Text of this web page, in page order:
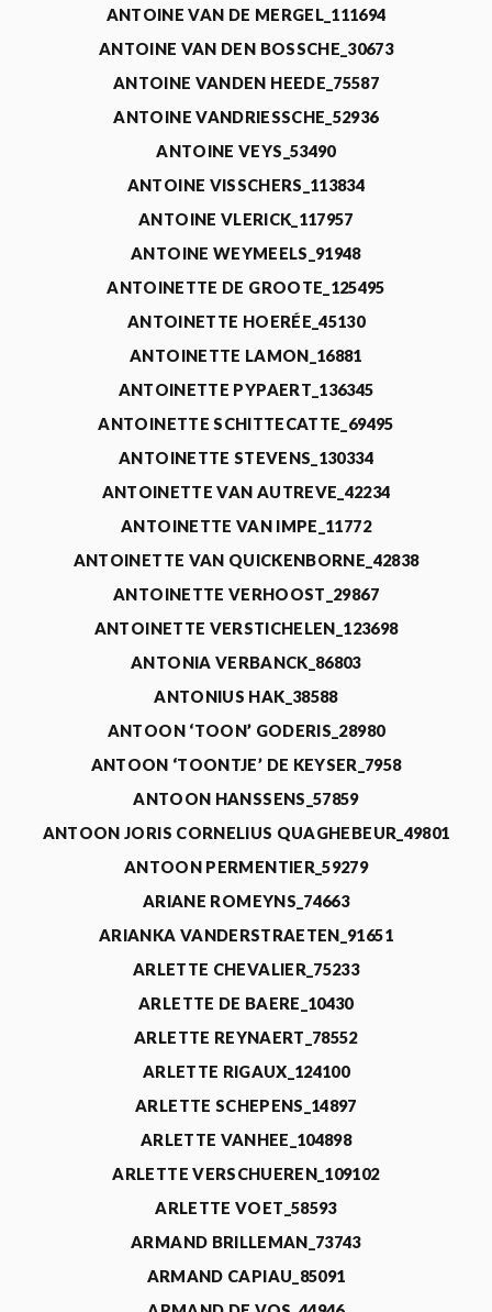
ANTOINE VAN DE MERGEL_111694
ANTOINE VAN DEN BOSSCHE_30673
ANTOINE VANDEN HEEDE_75587
ANTOINE VANDRIESSCHE_52936
ANTOINE VEYS_53490
ANTOINE VISSCHERS_113834
ANTOINE VLERICK_117957
ANTOINE WEYMEELS_91948
ANTOINETTE DE GROOTE_125495
ANTOINETTE HOERÉE_45130
ANTOINETTE LAMON_16881
ANTOINETTE PYPAERT_136345
ANTOINETTE SCHITTECATTE_69495
ANTOINETTE STEVENS_130334
ANTOINETTE VAN AUTREVE_42234
ANTOINETTE VAN IMPE_11772
ANTOINETTE VAN QUICKENBORNE_42838
ANTOINETTE VERHOOST_29867
ANTOINETTE VERSTICHELEN_123698
ANTONIA VERBANCK_86803
ANTONIUS HAK_38588
ANTOON ‘TOON’ GODERIS_28980
ANTOON ‘TOONTJE’ DE KEYSER_7958
ANTOON HANSSENS_57859
ANTOON JORIS CORNELIUS QUAGHEBEUR_49801
ANTOON PERMENTIER_59279
ARIANE ROMEYNS_74663
ARIANKA VANDERSTRAETEN_91651
ARLETTE CHEVALIER_75233
ARLETTE DE BAERE_10430
ARLETTE REYNAERT_78552
ARLETTE RIGAUX_124100
ARLETTE SCHEPENS_14897
ARLETTE VANHEE_104898
ARLETTE VERSCHUEREN_109102
ARLETTE VOET_58593
ARMAND BRILLEMAN_73743
ARMAND CAPIAU_85091